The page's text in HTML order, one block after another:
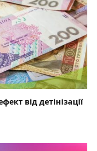
від детінізації